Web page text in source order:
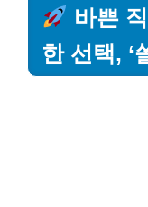
바쁜
한 선택, ‘